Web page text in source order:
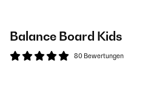
Balance Board Kids
80 Bewertungen